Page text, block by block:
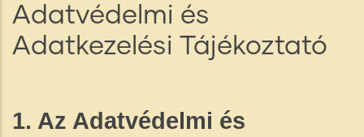
Adatvédelmi és
Adatkezelési Tájékoztató
1. Az Adatvédelmi és